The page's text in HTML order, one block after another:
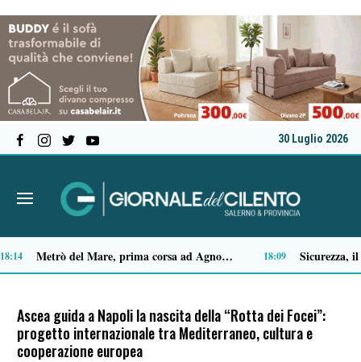
30 Luglio 2026
Capaccio Paestum spazio di legalità: oltre 43 ettari di beni confiscati destinati a progetti sociali
Ascea guida a Napoli la nascita della “Rotta dei Focei”:
progetto internazionale tra Mediterraneo, cultura e
cooperazione europea